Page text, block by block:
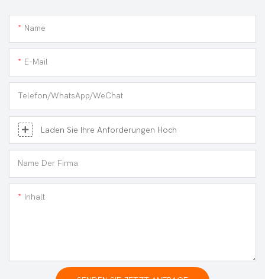
Name
E-Mail
Telefon/WhatsApp/WeChat
Laden Sie Ihre Anforderungen Hoch
Name Der Firma
Inhalt